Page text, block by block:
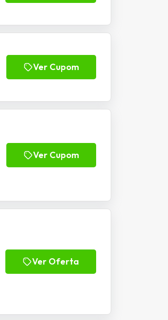
Ver Cupom
Ver Cupom
Ver Oferta